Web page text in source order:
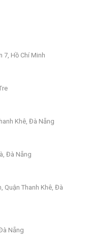
7, Hồ Chí Minh
Khê, Đà Nẵng
Đà Nẵng
Quận Thanh Khê, Đà
Nẵng